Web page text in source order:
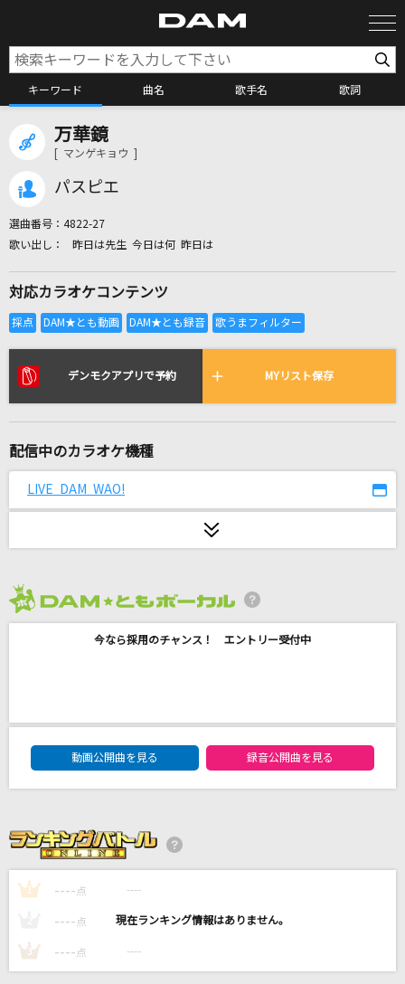
キーワード 曲名 歌手名 歌詞
全国りれき
リアルタイムで歌われている曲の一覧
メクルメ
雨とカプチーノ
蝶々P feat.初音ミク
ナミダの海を越えて行け
flumpool
Lost love song
Hilcrhyme(ヒルクライム)
[プロオケ]蕾
万華鏡
[ マンゲキョウ ]
パスピエ
選曲番号： 4822-27
昨日は先生 今日は何 昨日は
対応カラオケコンテンツ
デンモクアプリで予約 MYリスト保存
配信中のカラオケ機種
LIVE DAM WAO!
今なら採用のチャンス！ エントリー受付中
DAM★ともボーカルエントリーランキング
動画公開曲を見る
録音公開曲を見る
1 ---- 点 ----
---- 点 ----
3 ---- 点 ----